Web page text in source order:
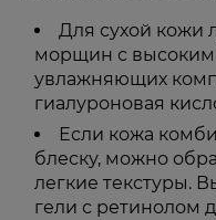
Для сухой кожи
морщин с
увлажняющих
гиалуроновая
Если кожа
блеску, можно
легкие текстуры.
гели с ретинолом